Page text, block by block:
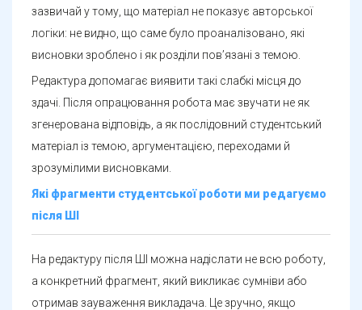
зазвичай у тому, що матеріал не показує авторської
логіки: не видно, що саме було проаналізовано, які
висновки зроблено і як розділи пов’язані з темою.
Редактура допомагає виявити такі слабкі місця до
здачі. Після опрацювання робота має звучати не як
згенерована відповідь, а як послідовний студентський
матеріал із темою, аргументацією, переходами й
зрозумілими висновками.
Які фрагменти студентської роботи ми редагуємо
після ШІ
На редактуру після ШІ можна надіслати не всю роботу,
а конкретний фрагмент, який викликає сумніви або
отримав зауваження викладача. Це зручно, якщо